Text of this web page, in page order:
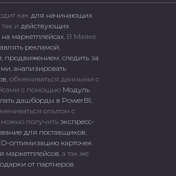
как для начинающих
так и действующих
маркетплейсах. В Маяке
рекламой
продвижением следить за
анализировать
, обмениваться данными с
c помощью Модуль
дашборды в PowerBI
опытом с
можно получить экспресс-
для поставщиков
оптимизацию карточек
маркетплейсов , а так же
от партнеров